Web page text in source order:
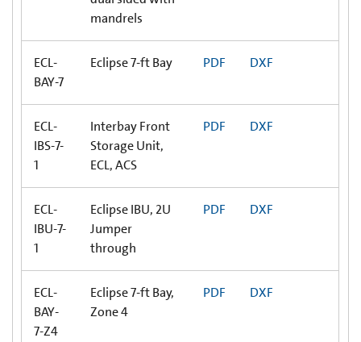
mandrels
ECL-
BAY-7
Eclipse 7-ft Bay PDF DXF
ECL-
IBS-7-
1
Interbay Front
Storage Unit,
ECL, ACS
PDF DXF
ECL-
IBU-7-
1
Eclipse IBU, 2U
Jumper
through
PDF DXF
ECL-
BAY-
7-Z4
Eclipse 7-ft Bay,
Zone 4
PDF DXF